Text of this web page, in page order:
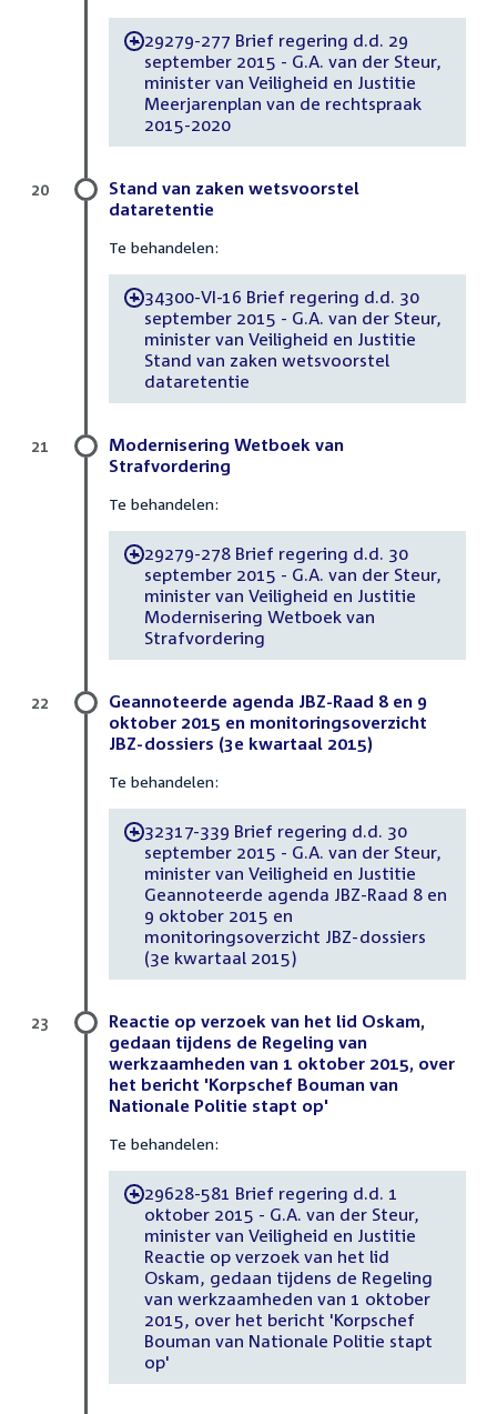
-29279-277 Brief regering d.d. 29
september 2015 - G.A. van der Steur,
minister van Veiligheid en Justitie
Meerjarenplan van de rechtspraak
2015-2020
Stand van zaken wetsvoorstel
dataretentie
Te behandelen:
-34300-VI-16 Brief regering d.d. 30
september 2015 - G.A. van der Steur,
minister van Veiligheid en Justitie
Stand van zaken wetsvoorstel
dataretentie
20
Modernisering Wetboek van
Strafvordering
Te behandelen:
-29279-278 Brief regering d.d. 30
september 2015 - G.A. van der Steur,
minister van Veiligheid en Justitie
Modernisering Wetboek van
Strafvordering
21
Geannoteerde agenda JBZ-Raad 8 en 9
oktober 2015 en monitoringsoverzicht
JBZ-dossiers (3e kwartaal 2015)
Te behandelen:
-32317-339 Brief regering d.d. 30
september 2015 - G.A. van der Steur,
minister van Veiligheid en Justitie
Geannoteerde agenda JBZ-Raad 8 en
9 oktober 2015 en
monitoringsoverzicht JBZ-dossiers
(3e kwartaal 2015)
22
Reactie op verzoek van het lid Oskam,
gedaan tijdens de Regeling van
werkzaamheden van 1 oktober 2015, over
het bericht 'Korpschef Bouman van
Nationale Politie stapt op'
Te behandelen:
-29628-581 Brief regering d.d. 1
oktober 2015 - G.A. van der Steur,
minister van Veiligheid en Justitie
Reactie op verzoek van het lid
Oskam, gedaan tijdens de Regeling
van werkzaamheden van 1 oktober
2015, over het bericht 'Korpschef
Bouman van Nationale Politie stapt
op'
23